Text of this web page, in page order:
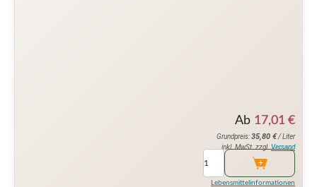
Ab 17,01 €
Grundpreis:35,80 €/ Liter
inkl. MwSt. zzgl. Versand
Lebensmittelinformationen